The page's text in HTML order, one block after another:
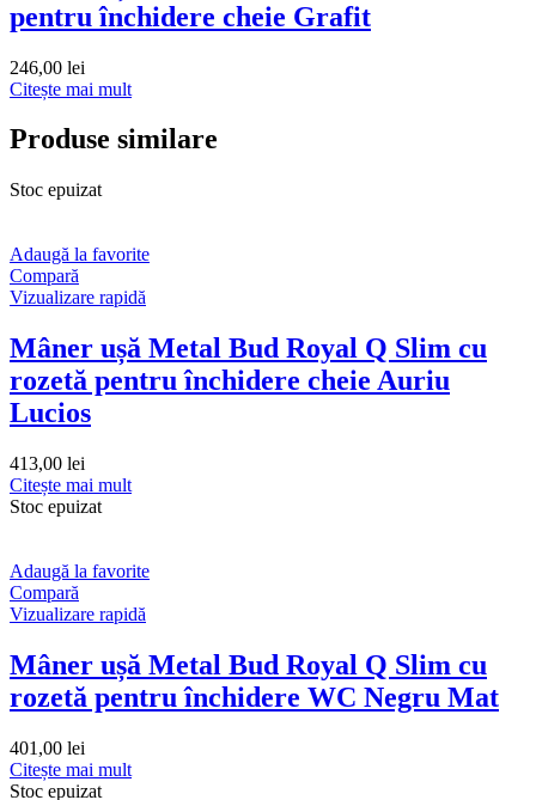
pentru închidere cheie Grafit
246,00 lei
Citește mai mult
Produse similare
Stoc epuizat
Adaugă la favorite
Compară
Vizualizare rapidă
Mâner ușă Metal Bud Royal Q Slim cu
rozetă pentru închidere cheie Auriu
Lucios
413,00 lei
Citește mai mult
Stoc epuizat
Adaugă la favorite
Compară
Vizualizare rapidă
Mâner ușă Metal Bud Royal Q Slim cu
rozetă pentru închidere WC Negru Mat
401,00 lei
Citește mai mult
Stoc epuizat